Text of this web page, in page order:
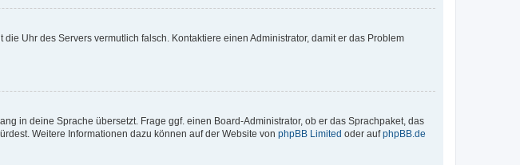
Uhr des Servers vermutlich falsch. Kontaktiere einen Administrator, damit er das Problem
in deine Sprache übersetzt. Frage ggf. einen Board-Administrator, ob er das Sprachpaket, das
Weitere Informationen dazu können auf der Website von phpBB Limited oder aufphpBB.de